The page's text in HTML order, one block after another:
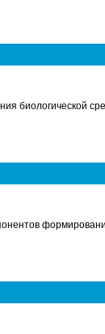
биологической